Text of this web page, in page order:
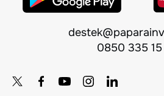
0850 335 15